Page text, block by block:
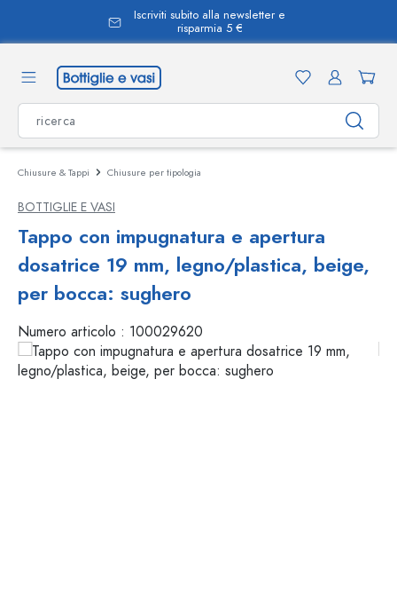
Iscriviti subito alla newsletter e
risparmia 5 €
Chiusure & Tappi Chiusure per tipologia
BOTTIGLIE E VASI
Tappo con impugnatura e apertura
dosatrice 19 mm, legno/plastica, beige,
per bocca: sughero
Numero articolo : 100029620